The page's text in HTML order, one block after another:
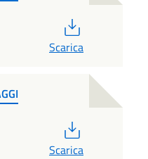
Scarica
Scarica